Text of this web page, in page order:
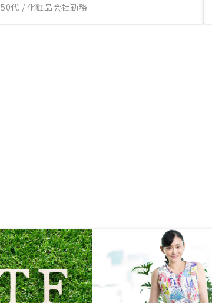
50代 / 化粧品会社勤務